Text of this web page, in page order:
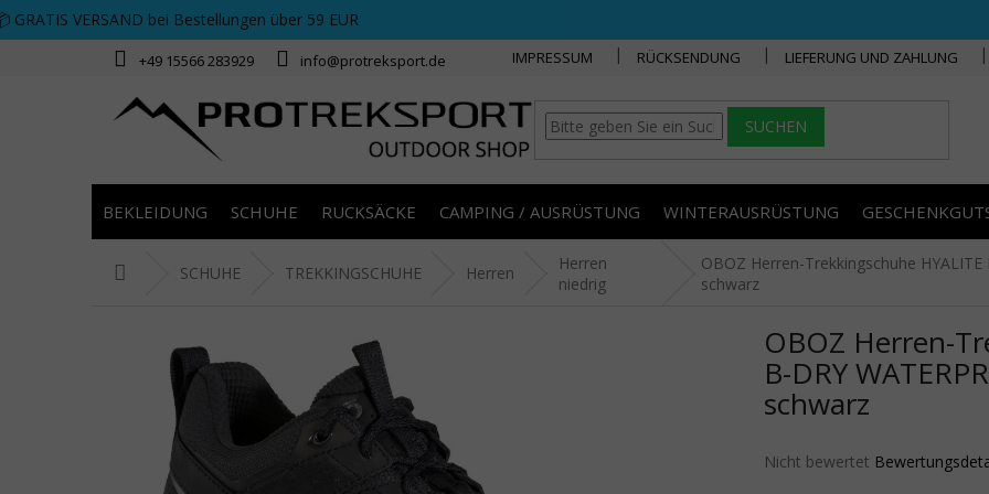
Zum Inhalt springen
GRATIS VERSAND bei Bestellungen über 59 EUR
+49 15566 283929 info@protreksport.de IMPRESSUM RÜCKSENDUNG LIEFERUNG UND ZAHLUNG
SUCHEN
BEKLEIDUNG SCHUHE RUCKSÄCKE CAMPING / AUSRÜSTUNG WINTERAUSRÜSTUNG
StartseiteSCHUHE TREKKINGSCHUHE Herren
Herren
niedrig
OBOZ Herren-Trekkingschuhe
schwarz
OBOZ Herren-
B-DRY
schwarz
Die durchschnittliche
Nicht bewertet